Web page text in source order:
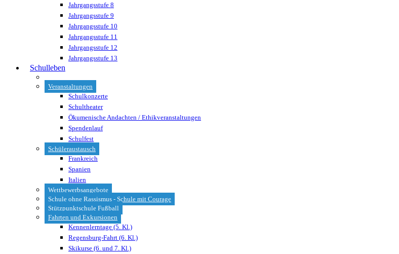
Jahrgangsstufe 8
Jahrgangsstufe 9
Jahrgangsstufe 10
Jahrgangsstufe 11
Jahrgangsstufe 12
Jahrgangsstufe 13
Schulleben
Veranstaltungen
Schulkonzerte
Schultheater
Ökumenische Andachten / Ethikveranstaltungen
Spendenlauf
Schulfest
Schüleraustausch
Frankreich
Spanien
Italien
Wettbewerbsangebote
Schule ohne Rassismus - Schule mit Courage
Stützpunktschule Fußball
Fahrten und Exkursionen
Kennenlerntage (5. Kl.)
Regensburg-Fahrt (6. Kl.)
Skikurse (6. und 7. Kl.)